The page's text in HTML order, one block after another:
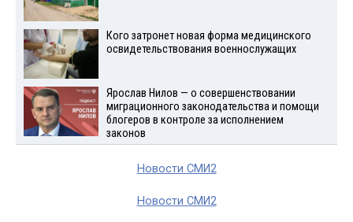
Кого затронет новая форма медицинского
освидетельствования военнослужащих
Ярослав Нилов — о совершенствовании
миграционного законодательства и помощи
блогеров в контроле за исполнением
законов
Новости СМИ2
Новости СМИ2